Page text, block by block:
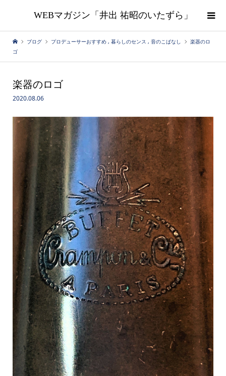
WEBマガジン「井出 祐昭のいたずら」
ブログ プロデューサーおすすめ , 暮らしのセンス , 音のこばなし
楽器のロ
ゴ
楽器のロゴ
2020.08.06